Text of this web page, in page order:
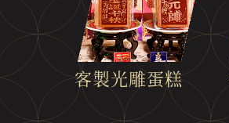
客製光雕蛋糕